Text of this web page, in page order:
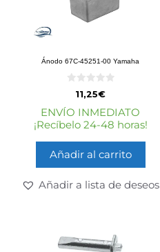
Ánodo 67C-45251-00 Yamaha
e
5
11,25€
ENVÍO INMEDIATO
¡Recíbelo 24-48 horas!
Añadir al carrito
Añadir a lista de deseos